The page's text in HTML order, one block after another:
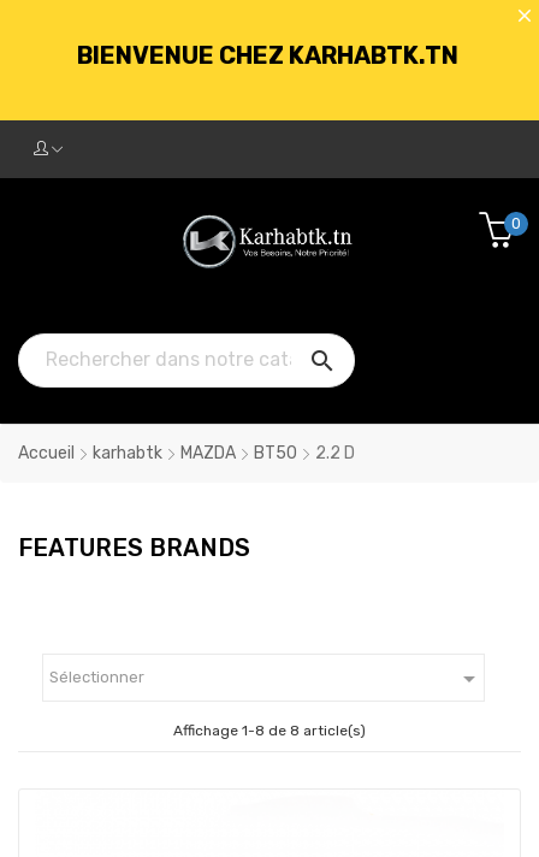
BIENVENUE CHEZ KARHABTK.TN
250DT D'ACHATS

0
Accueil karhabtk MAZDA BT50 2.2 D
FEATURES BRANDS
Sélectionner 
Affichage 1-8 de 8 article(s)